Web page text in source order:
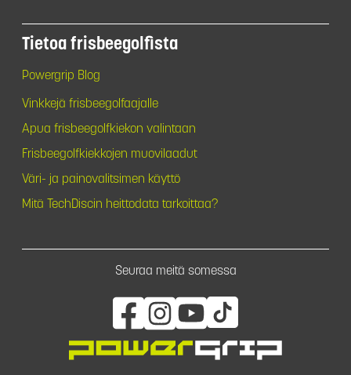
Tietoa frisbeegolfista
Powergrip Blog
Vinkkejä frisbeegolfaajalle
Apua frisbeegolfkiekon valintaan
Frisbeegolfkiekkojen muovilaadut
Väri- ja painovalitsimen käyttö
Mitä TechDiscin heittodata tarkoittaa?
Seuraa meitä somessa